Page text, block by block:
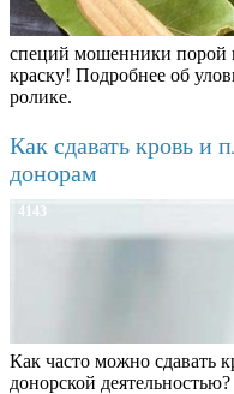
специй мошенники
краску! Подробнее об
ролике.
Как сдавать кровь и
донорам
4143
Как часто можно сдавать
донорской